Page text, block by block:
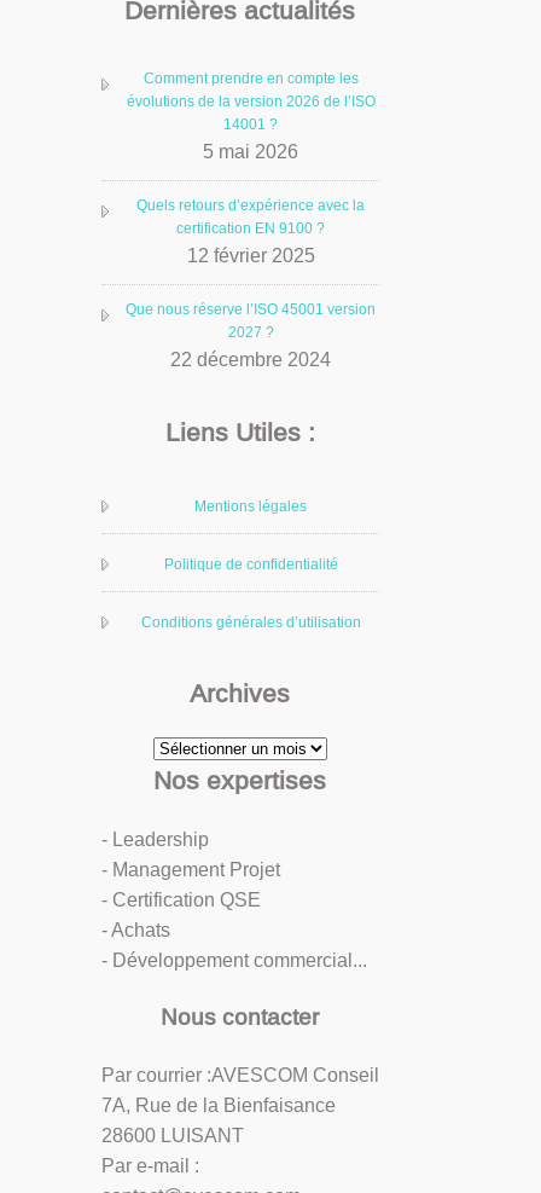
Dernières actualités
Comment prendre en compte les
évolutions de la version 2026 de l’ISO
14001 ?
5 mai 2026
Quels retours d’expérience avec la
certification EN 9100 ?
12 février 2025
Que nous réserve l’ISO 45001 version
2027 ?
22 décembre 2024
Liens Utiles :
Mentions légales
Politique de confidentialité
Conditions générales d’utilisation
Archives
Archives
Nos expertises
- Leadership
- Management Projet
- Certification QSE
- Achats
- Développement commercial...
Nous contacter
Par courrier :AVESCOM Conseil
7A, Rue de la Bienfaisance
28600 LUISANT
Par e-mail :